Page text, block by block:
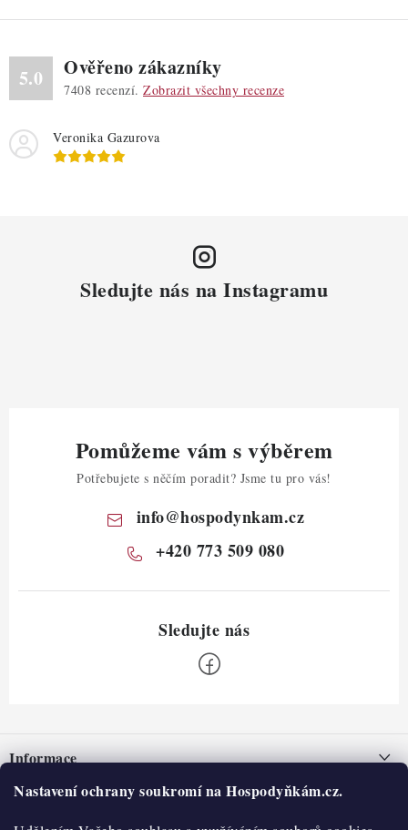
Nastavení ochrany soukromí na Hospodyňkám.cz.
5.0 Ověřeno zákazníky
7408 recenzí. Zobrazit všechny recenze
Veronika Gazurova
Sledujte nás na Instagramu
Pomůžeme vám s výběrem
Potřebujete s něčím poradit? Jsme tu pro vás!
info@hospodynkam.cz
+420 773 509 080
pInformace
Nepřevzetí zásilky na dobírku
Obchodní podmínky
O nás